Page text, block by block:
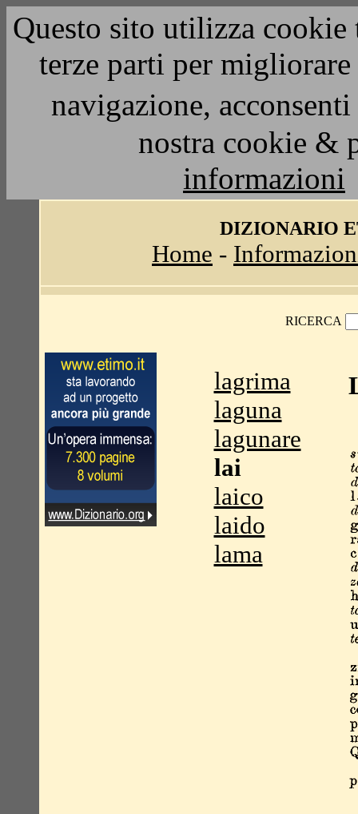
Questo sito utilizza
terze parti per
navigazione,
nostra cookie &
informazioni
DIZIONARIO
Home -
RICERCA
lagrima
laguna
lagunare
lai
laico
laido
lama